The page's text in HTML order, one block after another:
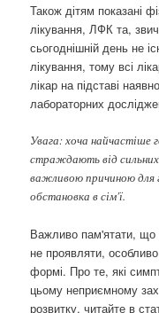
Також дітям показані
лікування, ЛФК та,
сьогоднішній день не
лікування, тому всі
лікар на підставі
лабораторних
Увага: хоча найчастіше
страждають від
важливою причиною для
обстановка в сім'ї.
Важливо пам'ятати, що
не проявляти,
формі. Про те, які
цьому неприємному
розвитку, читайте в